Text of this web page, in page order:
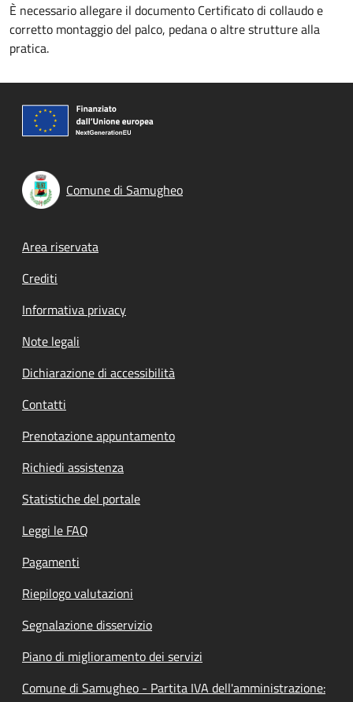
È necessario allegare il documento Certificato di collaudo e
corretto montaggio del palco, pedana o altre strutture alla
pratica.
Comune di Samugheo
Footer menu
Area riservata
Crediti
Informativa privacy
Note legali
Dichiarazione di accessibilità
Contatti
Prenotazione appuntamento
Richiedi assistenza
Statistiche del portale
Leggi le FAQ
Pagamenti
Riepilogo valutazioni
Segnalazione disservizio
Piano di miglioramento dei servizi
Comune di Samugheo - Partita IVA dell'amministrazione: